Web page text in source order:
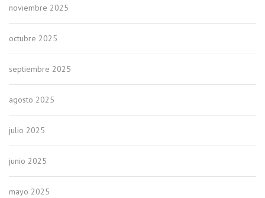
noviembre 2025
octubre 2025
septiembre 2025
agosto 2025
julio 2025
junio 2025
mayo 2025